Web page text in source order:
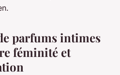
parfums intimes
féminité et